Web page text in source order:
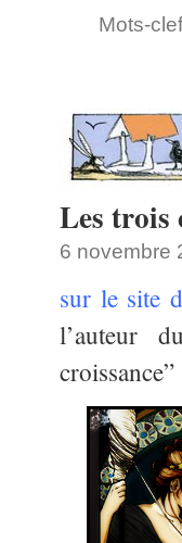
Mots-
Les trois
6 novembre
sur le site
l’auteur
croissance”